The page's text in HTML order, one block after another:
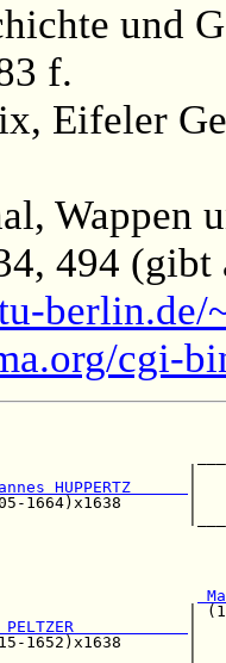
und
f.
Eifeler
Wappen
494 (gibt
berlin.de/
cgi-
HUPPERTZ
| (1605-
|
PELTZER
(1615-